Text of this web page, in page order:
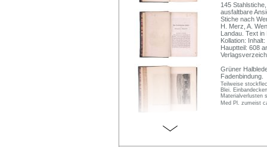
145
ausfaltbare
Stiche nach
H. Merz, A.
Landau. Text
Kollation:
Hauptteil: 608
Grüner
Fadenbindung.
Teilweise
Blei.
Materialverlusten
Med Pl. zumeist